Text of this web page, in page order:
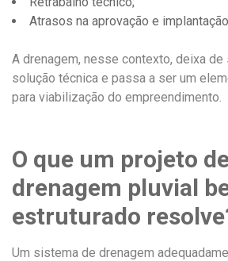
Atrasos na aprovação e implantação.
A drenagem, nesse contexto, deixa de
solução técnica e passa a ser um
para viabilização do empreendimento.
O que um projeto
drenagem pluvial
estruturado
Um sistema de drenagem